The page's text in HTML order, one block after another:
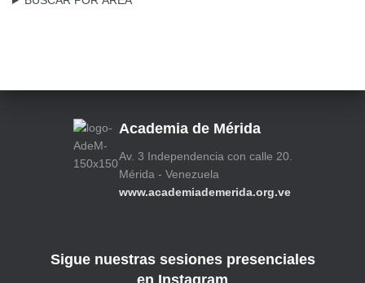
Academia de Mérida
Av. 3 Independencia con calle 20.
Mérida - Venezuela
www.academiademerida.org.ve
Sigue nuestras sesiones presenciales
en Instagram